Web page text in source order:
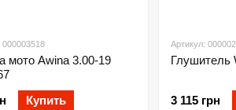
000003518
мото Awina 3.00-19
Купить
Артикул:
Глушитель
3 115 грн